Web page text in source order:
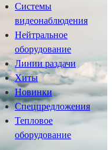
Системы
видеонаблюдения
Нейтральное
оборудование
Линии раздачи
Хиты
Новинки
Спецпредложения
Тепловое
оборудование